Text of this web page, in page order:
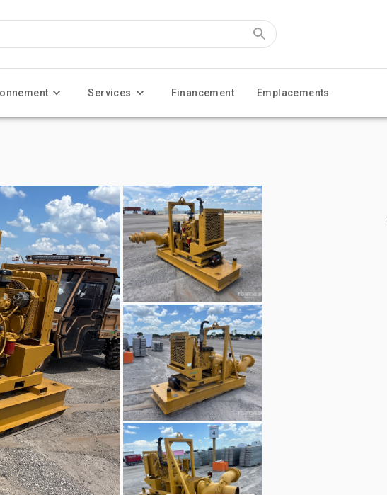
Services Financement Emplacements